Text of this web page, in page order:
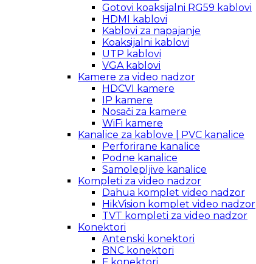
Gotovi koaksijalni RG59 kablovi
HDMI kablovi
Kablovi za napajanje
Koaksijalni kablovi
UTP kablovi
VGA kablovi
Kamere za video nadzor
HDCVI kamere
IP kamere
Nosači za kamere
WiFi kamere
Kanalice za kablove | PVC kanalice
Perforirane kanalice
Podne kanalice
Samolepljive kanalice
Kompleti za video nadzor
Dahua komplet video nadzor
HikVision komplet video nadzor
TVT kompleti za video nadzor
Konektori
Antenski konektori
BNC konektori